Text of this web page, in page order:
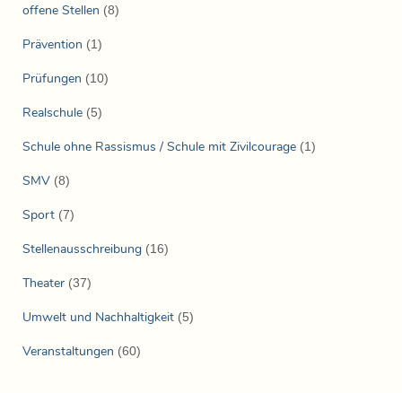
offene Stellen (8)
Prävention (1)
Prüfungen (10)
Realschule (5)
Schule ohne Rassismus / Schule mit Zivilcourage (1)
SMV (8)
Sport (7)
Stellenausschreibung (16)
Theater (37)
Umwelt und Nachhaltigkeit (5)
Veranstaltungen (60)